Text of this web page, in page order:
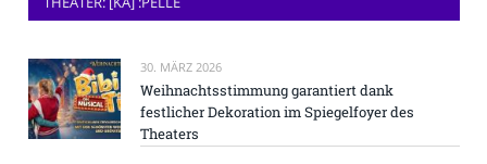
30. MÄRZ 2026
Weihnachtsstimmung garantiert dank
festlicher Dekoration im Spiegelfoyer des
Theaters